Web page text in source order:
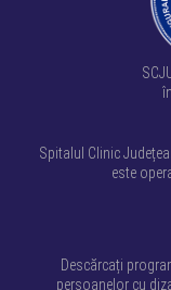
Spitalul Clinic
este
Descărcați
persoanelor cu